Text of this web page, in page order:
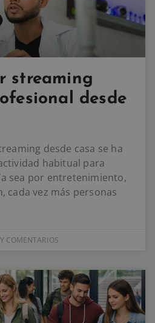
streaming
desde
desde casa se ha
habitual para
sea por entretenimiento,
cada vez más personas
COMENTARIOS